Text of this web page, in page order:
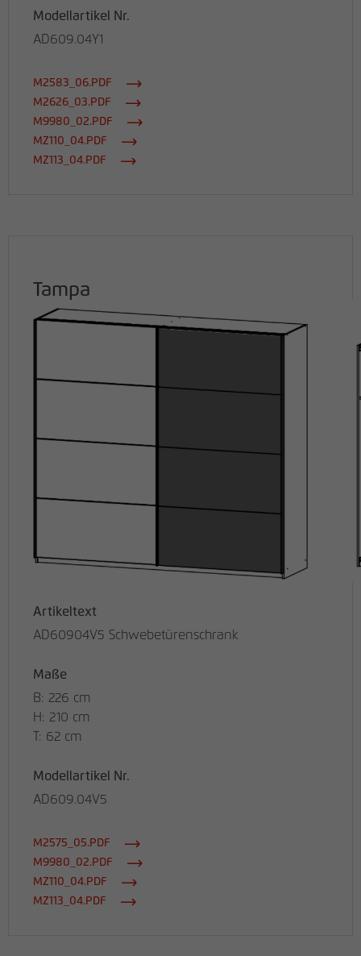
Modellartikel Nr.
AD609.04Y1
M2583_06.PDF
M2626_03.PDF
M9980_02.PDF
MZ110_04.PDF
MZ113_04.PDF
Tampa
Artikeltext
AD60904V5 Schwebetürenschrank
Maße
B: 226 cm
H: 210 cm
T: 62 cm
Modellartikel Nr.
AD609.04V5
M2575_05.PDF
M9980_02.PDF
MZ110_04.PDF
MZ113_04.PDF